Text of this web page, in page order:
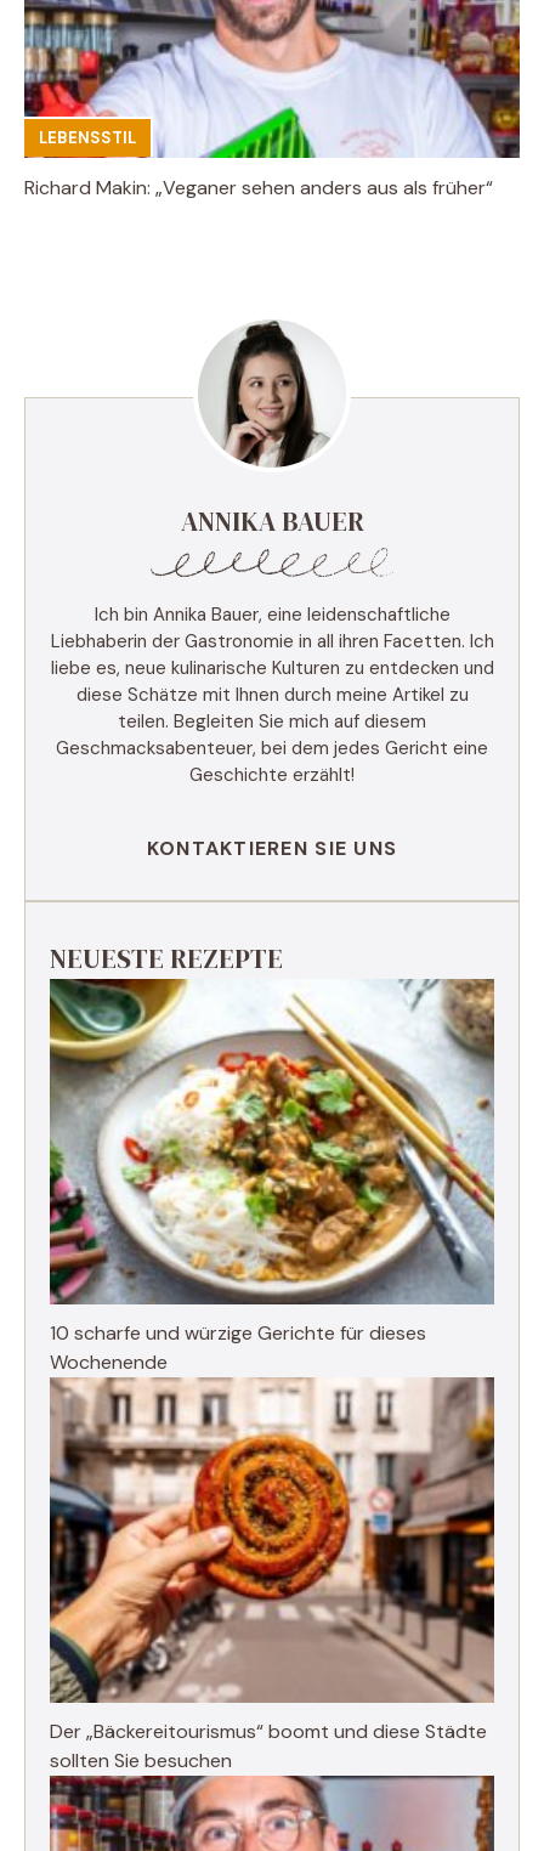
LEBENSSTIL
Richard Makin: „Veganer sehen anders aus als früher“
ANNIKA BAUER
Ich bin Annika Bauer, eine leidenschaftliche
Liebhaberin der Gastronomie in all ihren Facetten. Ich
liebe es, neue kulinarische Kulturen zu entdecken und
diese Schätze mit Ihnen durch meine Artikel zu
teilen. Begleiten Sie mich auf diesem
Geschmacksabenteuer, bei dem jedes Gericht eine
Geschichte erzählt!
KONTAKTIEREN SIE UNS
NEUESTE REZEPTE
10 scharfe und würzige Gerichte für dieses
Wochenende
Der „Bäckereitourismus“ boomt und diese Städte
sollten Sie besuchen